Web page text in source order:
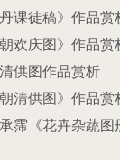
课徒稿》作品赏
欢庆图》作品赏
供图作品赏析
清供图》作品赏
霈《花卉杂蔬图